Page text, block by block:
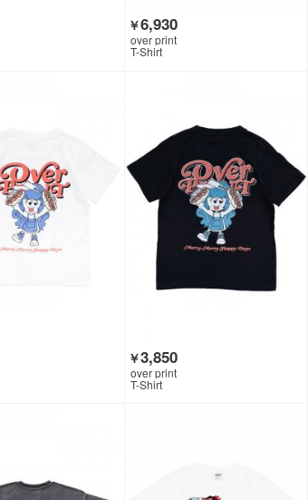
￥6,930
over print
T-Shirt
￥3,850
over print
T-Shirt